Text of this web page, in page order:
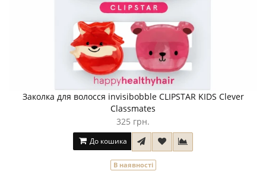
Заколка для волосся invisibobble CLIPSTAR KIDS Clever
Classmates
325 грн.
До кошика
В наявності